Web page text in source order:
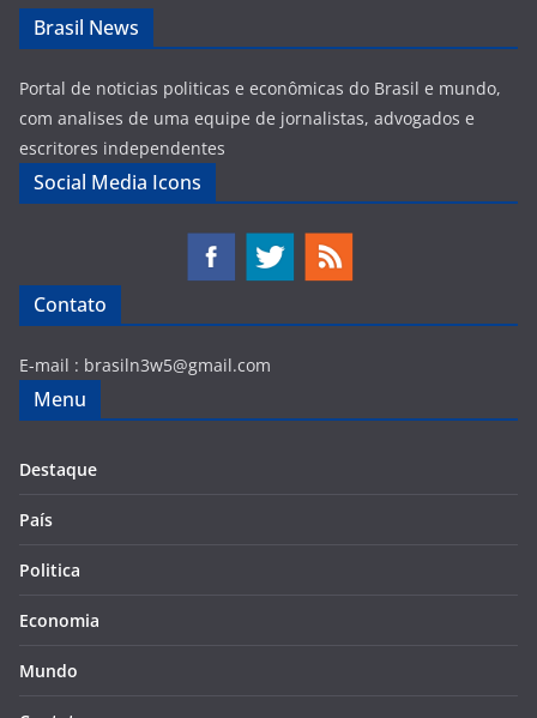
Brasil News
Portal de noticias politicas e econômicas do Brasil e mundo,
com analises de uma equipe de jornalistas, advogados e
escritores independentes
Social Media Icons
Contato
E-mail : brasiln3w5@gmail.com
Menu
Destaque
País
Politica
Economia
Mundo